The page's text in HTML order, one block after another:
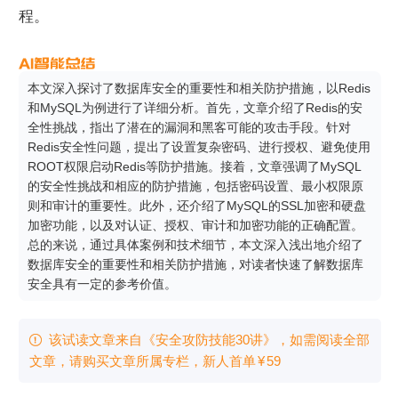
程。
本文深入探讨了数据库安全的重要性和相关防护措施，以Redis
和MySQL为例进行了详细分析。首先，文章介绍了Redis的安
全性挑战，指出了潜在的漏洞和黑客可能的攻击手段。针对
Redis安全性问题，提出了设置复杂密码、进行授权、避免使用
ROOT权限启动Redis等防护措施。接着，文章强调了MySQL
的安全性挑战和相应的防护措施，包括密码设置、最小权限原
则和审计的重要性。此外，还介绍了MySQL的SSL加密和硬盘
加密功能，以及对认证、授权、审计和加密功能的正确配置。
总的来说，通过具体案例和技术细节，本文深入浅出地介绍了
数据库安全的重要性和相关防护措施，对读者快速了解数据库
安全具有一定的参考价值。
 该试读文章来自《安全攻防技能30讲》，如需阅读全部
文章，请购买文章所属专栏 ，新⼈⾸单¥59